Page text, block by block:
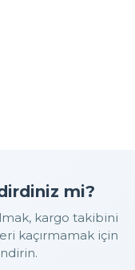
mi?
kargo takibini
kaçırmamak için